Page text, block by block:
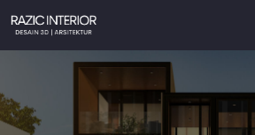
content